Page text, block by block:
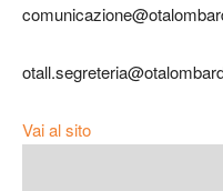
Vai al sito